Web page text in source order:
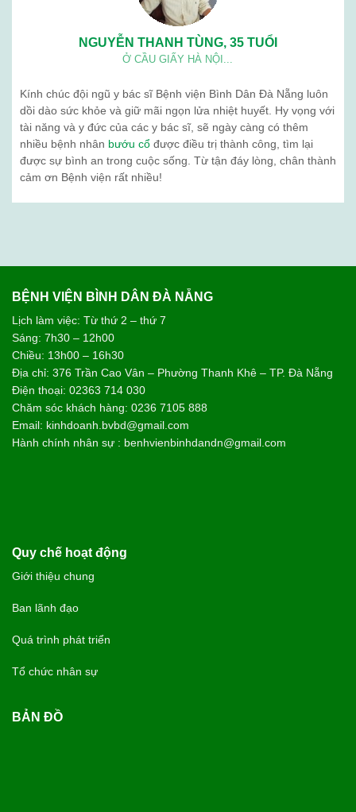
NGUYỄN THANH TÙNG, 35 TUỔI
Ở CẦU GIẤY HÀ NỘI...
Kính chúc đội ngũ y bác sĩ Bệnh viện Bình Dân Đà Nẵng luôn
dồi dào sức khỏe và giữ mãi ngọn lửa nhiệt huyết. Hy vọng với
tài năng và y đức của các y bác sĩ, sẽ ngày càng có thêm
nhiều bệnh nhân bướu cổ được điều trị thành công, tìm lại
được sự bình an trong cuộc sống. Từ tận đáy lòng, chân thành
cảm ơn Bệnh viện rất nhiều!
BỆNH VIỆN BÌNH DÂN ĐÀ NẴNG
Lịch làm việc: Từ thứ 2 – thứ 7
Sáng: 7h30 – 12h00
Chiều: 13h00 – 16h30
Địa chỉ: 376 Trần Cao Vân – Phường Thanh Khê – TP. Đà Nẵng
Điện thoại: 02363 714 030
Chăm sóc khách hàng: 0236 7105 888
Email: kinhdoanh.bvbd@gmail.com
Hành chính nhân sự : benhvienbinhdandn@gmail.com
Quy chế hoạt động
Giới thiệu chung
Ban lãnh đạo
Quá trình phát triển
Tổ chức nhân sự
BẢN ĐỒ